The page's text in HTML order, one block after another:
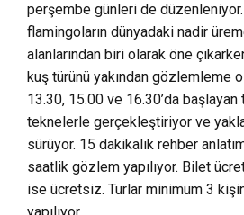
perşembe günleri de
flamingoların dünyadaki nadir
alanlarından biri olarak öne
kuş türünü yakından gözlemleme
13.30, 15.00 ve 16.30’da
teknelerle gerçekleştiriyor ve
sürüyor. 15 dakikalık rehber
saatlik gözlem yapılıyor. Bilet
ise ücretsiz. Turlar minimum 3